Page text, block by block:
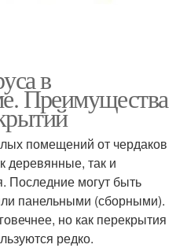
в
Преимущества
помещений от чердаков
деревянные, так и
Последние могут быть
панельными (сборными).
но как перекрытия
редко.